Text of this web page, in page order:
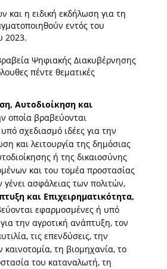
και η ειδική εκδήλωση για τη
εντός του
2023.
Ψηφιακής Διακυβέρνησης
πέντε θεματικές
Αυτοδιοίκηση και
οποία βραβεύονται
σχεδιασμό ιδέες για την
και λειτουργία της δημόσιας
ή της δικαιοσύνης
και του τομέα προστασίας
γένει ασφάλειας των πολιτών,
και Επιχειρηματικότητα,
εφαρμοσμένες ή υπό
την αγροτική ανάπτυξη, τον
τις επενδύσεις, την
καινοτομία, τη βιομηχανία, το
του καταναλωτή, τη